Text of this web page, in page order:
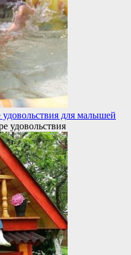
для малышей
удовольствия